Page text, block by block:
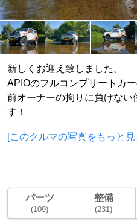
新しくお迎え致しました。
APIOのフルコンプリートカー
前オーナーの拘りに負けない
す！
[このクルマの写真をもっと見
パーツ
(109)
整備
(231)